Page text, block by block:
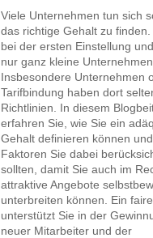
Viele Unternehmen tun sich
das richtige Gehalt zu
bei der ersten Einstellung
nur ganz kleine Unternehmen.
Insbesondere Unternehmen
Tarifbindung haben dort
Richtlinien. In diesem
erfahren Sie, wie Sie ein
Gehalt definieren können
Faktoren Sie dabei
sollten, damit Sie auch im
attraktive Angebote
unterbreiten können. Ein
unterstützt Sie in der
neuer Mitarbeiter und der